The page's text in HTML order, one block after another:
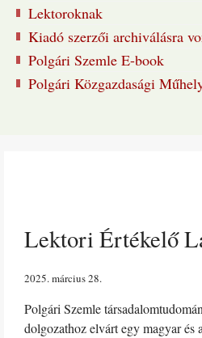
Lektoroknak
Kiadó szerzői archiválásra
Polgári Szemle E-book
Polgári Közgazdasági
Lektori Értékelő
2025. március 28
Polgári Szemle
dolgozathoz elvárt egy magyar és